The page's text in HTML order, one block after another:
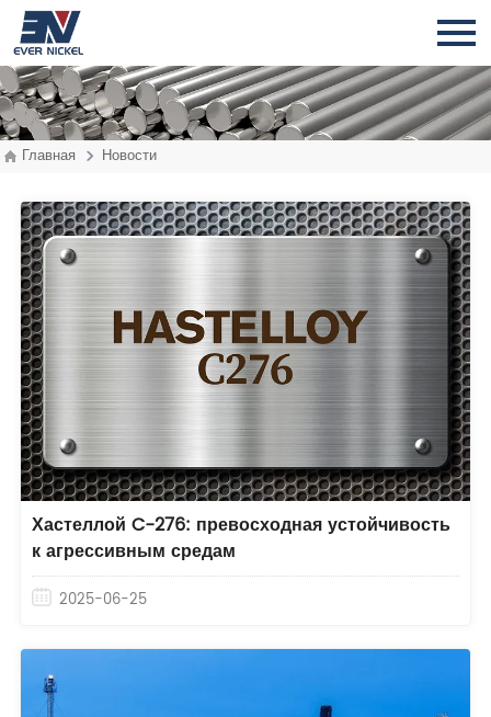
Главная Новости
Хастеллой C-276: превосходная устойчивость
к агрессивным средам
2025-06-25